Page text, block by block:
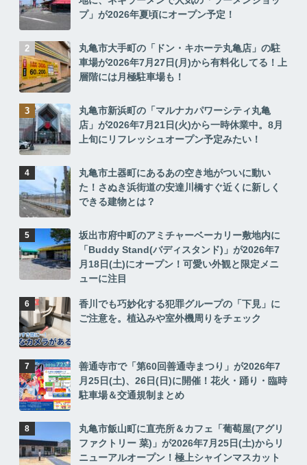
プ」が2026年夏頃にオープン予定！
丸亀市大手町の「ドン・キホーテ丸亀店」の駐
車場が2026年7月27日(月)から有料化してる！上
層階には月極駐車場も！
丸亀市新浜町の「マルナカパワーシティ丸亀
店」が2026年7月21日(火)から一時休業中。8月
上旬にリフレッシュオープン予定みたい！
丸亀市土器町にあるあの空き地がついに動い
た！さぬき浜街道の安達川橋すぐ近くに新しく
できる建物とは？
坂出市府中町のアミチャーベーカリー敷地内に
「Buddy Stand(バディスタンド)」が2026年7
月18日(土)にオープン！可愛い外観と限定メニ
ューに注目
香川でも巧妙化する犯罪グループの「下見」に
ご注意を。植込みや室外機周りをチェック
善通寺市で「第60回善通寺まつり」が2026年7
月25日(土)、26日(日)に開催！花火・踊り・臨時
駐車場＆交通規制まとめ
丸亀市飯山町に直売所＆カフェ「葡萄屋(アグリ
ファクトリー 菜)」が2026年7月25日(土)からリ
ニューアルオープン！極上シャインマスカット